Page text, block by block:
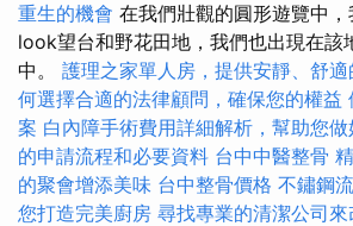
重生的機會 在我們壯觀的圓形遊覽中
look望台和野花田地，我們也出現在該
中。 護理之家單人房，提供安靜、舒
何選擇合適的法律顧問，確保您的權益
案 白內障手術費用詳細解析，幫助您
的申請流程和必要資料 台中中醫整骨
的聚會增添美味 台中整骨價格 不鏽鋼
您打造完美廚房 尋找專業的清潔公司